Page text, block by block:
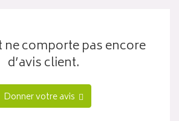
ne comporte pas encore
d’avis client.
Donner votre avis